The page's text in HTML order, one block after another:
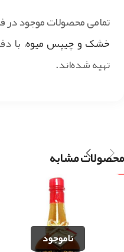
تمامی محصولات موجود در
خشک و چیپس میوه، با
تهیه شده‌اند.
محصولات مشابه